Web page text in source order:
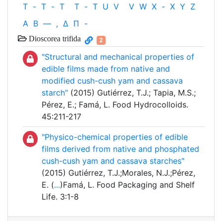
T - T - T T - T U V V W X - X Y Z
Α Β — , Δ Π -
Dioscorea trifida 2
"Structural and mechanical properties of
edible films made from native and
modified cush-cush yam and cassava
starch" (2015) Gutiérrez, T.J.; Tapia, M.S.;
Pérez, E.; Famá, L. Food Hydrocolloids.
45:211-217
"Physico-chemical properties of edible
films derived from native and phosphated
cush-cush yam and cassava starches"
(2015) Gutiérrez, T.J.;Morales, N.J.;Pérez,
E. (...)Famá, L. Food Packaging and Shelf
Life. 3:1-8